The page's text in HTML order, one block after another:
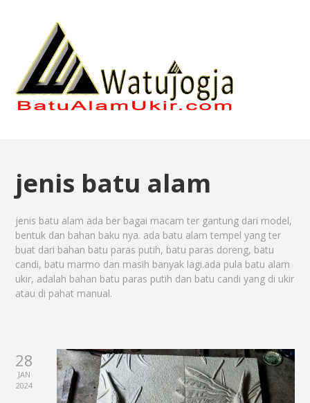
jenis batu alam
jenis batu alam ada ber bagai macam ter gantung dari model,
bentuk dan bahan baku nya. ada batu alam tempel yang ter
buat dari bahan batu paras putih, batu paras doreng, batu
candi, batu marmo dan masih banyak lagi.ada pula batu alam
ukir, adalah bahan batu paras putih dan batu candi yang di ukir
atau di pahat manual.
28
JAN
2024